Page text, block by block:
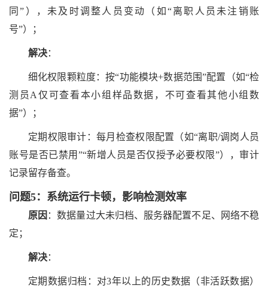
同”），未及时调整人员变动（如“离职人员未注销账
号”）；
解决：
细化权限颗粒度：按“功能模块+数据范围”配置（如“检
测员A仅可查看本小组样品数据，不可查看其他小组数
据”）；
定期权限审计：每月检查权限配置（如“离职/调岗人员
账号是否已禁用”“新增人员是否仅授予必要权限”），审计
记录留存备查。
问题5：系统运行卡顿，影响检测效率
原因 ：数据量过大未归档、服务器配置不足、网络不稳
定；
解决：
定期数据归档：对3年以上的历史数据（非活跃数据）